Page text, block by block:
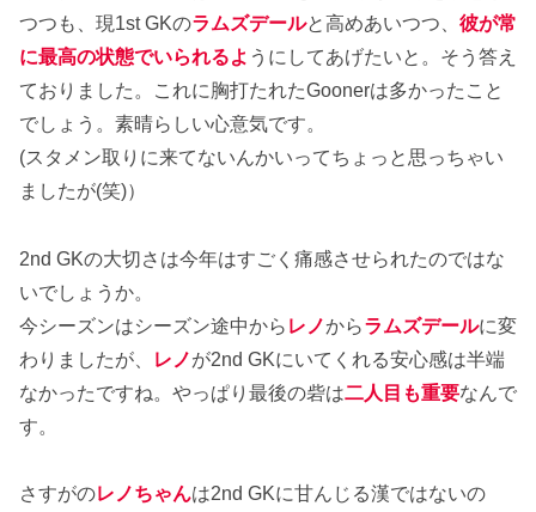
つつも、現1st GKのラムズデールと高めあいつつ、 彼が常
に最高の状態でいられるよ うにしてあげたいと。そう答え
ておりました。これに胸打たれたGoonerは多かったこと
でしょう。素晴らしい心意気です。
(スタメン取りに来てないんかいってちょっと思っちゃい
ましたが(笑)）
2nd GKの大切さは今年はすごく痛感させられたのではな
いでしょうか。
今シーズンはシーズン途中から レノからラムズデールに変
わりましたが、
レノが2nd GKにいてくれる安心感は半端
なかったですね。やっぱり最後の砦は二人目も重要なんで
す。
さすがのレノちゃんは2nd GKに甘んじる漢ではないの